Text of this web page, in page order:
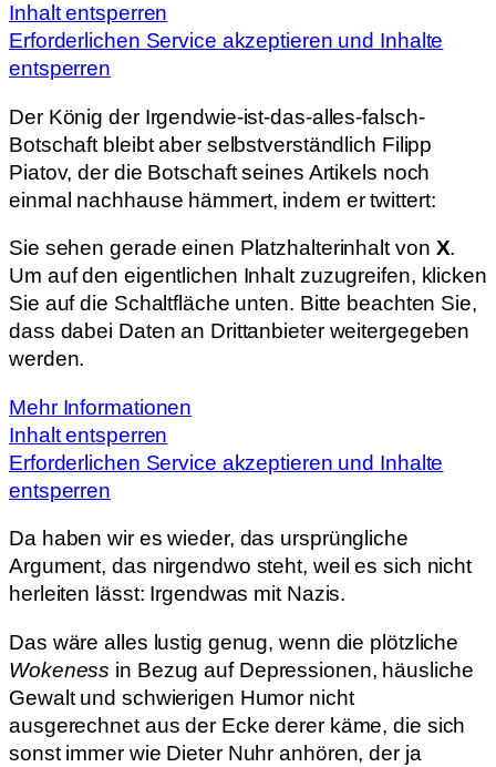
Inhalt entsperren
Erforderlichen Service akzeptieren und Inhalte
entsperren
Der König der Irgendwie-ist-das-alles-falsch-
Botschaft bleibt aber selbstverständlich Filipp
Piatov, der die Botschaft seines Artikels noch
einmal nachhause hämmert, indem er twittert:
Sie sehen gerade einen Platzhalterinhalt von X.
Um auf den eigentlichen Inhalt zuzugreifen, klicken
Sie auf die Schaltfläche unten. Bitte beachten Sie,
dass dabei Daten an Drittanbieter weitergegeben
werden.
Mehr Informationen
Inhalt entsperren
Erforderlichen Service akzeptieren und Inhalte
entsperren
Da haben wir es wieder, das ursprüngliche
Argument, das nirgendwo steht, weil es sich nicht
herleiten lässt: Irgendwas mit Nazis.
Das wäre alles lustig genug, wenn die plötzliche
Wokeness in Bezug auf Depressionen, häusliche
Gewalt und schwierigen Humor nicht
ausgerechnet aus der Ecke derer käme, die sich
sonst immer wie Dieter Nuhr anhören, der ja